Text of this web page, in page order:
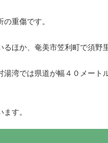
重傷です。
ほか、奄美市笠利町で須野
湾では県道が幅４０メー
す。